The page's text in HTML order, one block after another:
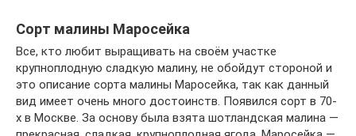
Сорт малины Маросейка
Все, кто любит выращивать на своём участке
крупноплодную сладкую малину, не обойдут стороной и
это описание сорта малины Маросейка, так как данный
вид имеет очень много достоинств. Появился сорт в 70-
х в Москве. За основу была взята шотландская малина —